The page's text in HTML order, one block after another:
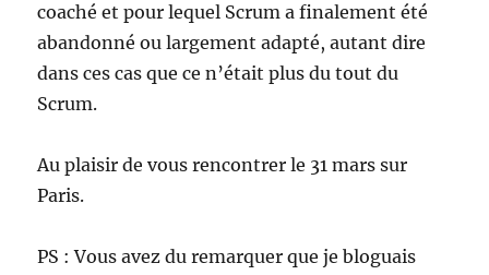
coaché et pour lequel Scrum a finalement été
abandonné ou largement adapté, autant dire
dans ces cas que ce n’était plus du tout du
Scrum.
Au plaisir de vous rencontrer le 31 mars sur
Paris.
PS : Vous avez du remarquer que je bloguais